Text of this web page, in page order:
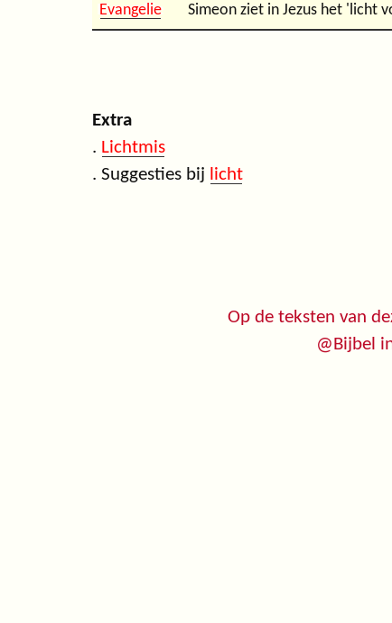
Evangelie Simeon ziet in Jezus het 'licht
Extra
. Lichtmis
. Suggesties bij licht
Op de teksten van
@Bijbel